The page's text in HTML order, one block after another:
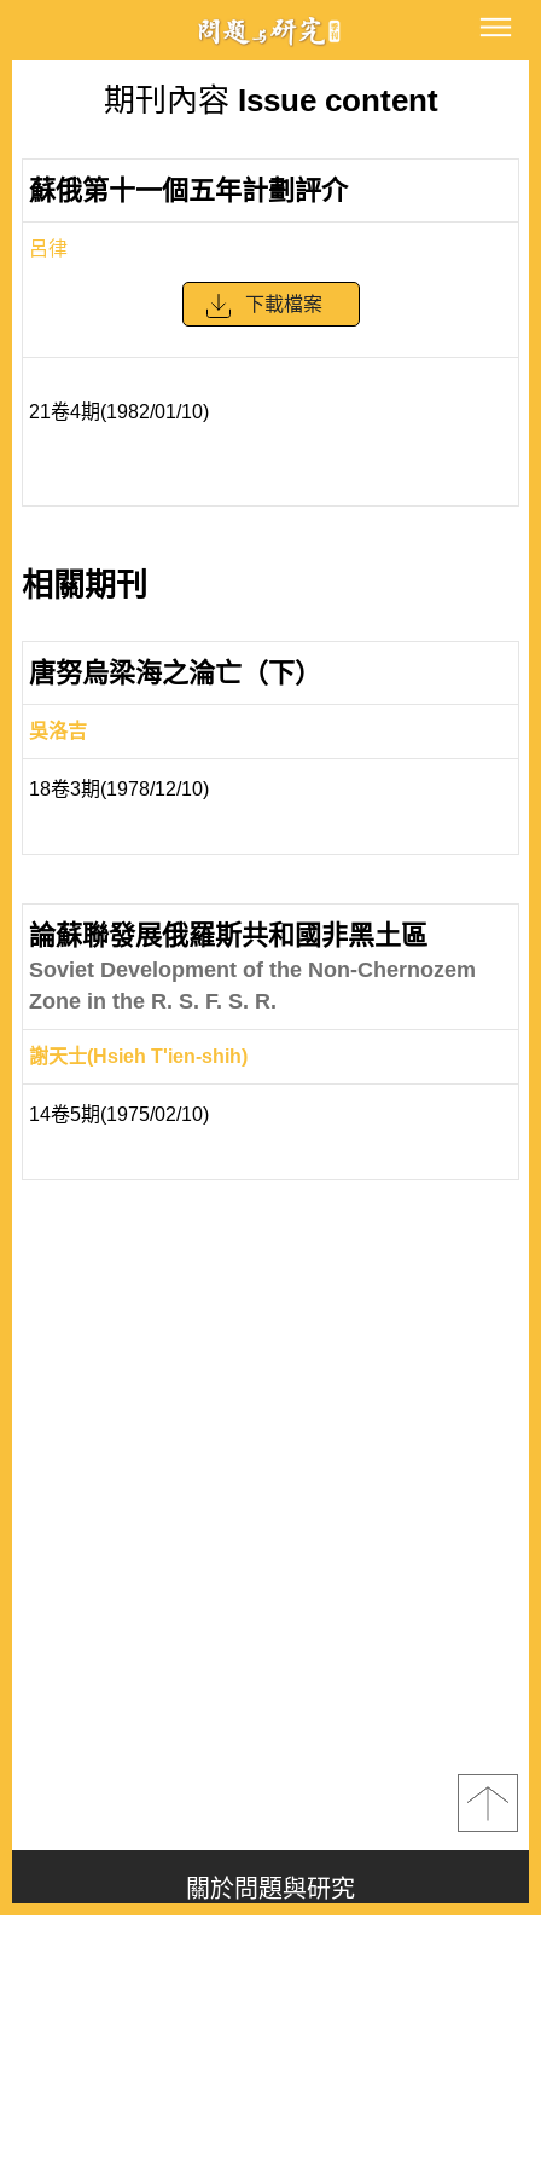
期刊內容 Issue content
蘇俄第十一個五年計劃評介
呂律
下載檔案
21卷4期(1982/01/10)
相關期刊
唐努烏梁海之淪亡（下）
吳洛吉
18卷3期(1978/12/10)
論蘇聯發展俄羅斯共和國非黑土區
Soviet Development of the Non-Chernozem
Zone in the R. S. F. S. R.
謝天士(Hsieh T'ien-shih)
14卷5期(1975/02/10)
關於問題與研究
About this journal